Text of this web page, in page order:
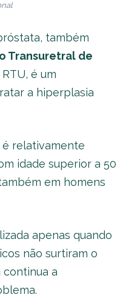
também
Transuretral de
é um
a hiperplasia
relativamente
idade superior a 50
em homens
apenas quando
não surtiram o
a